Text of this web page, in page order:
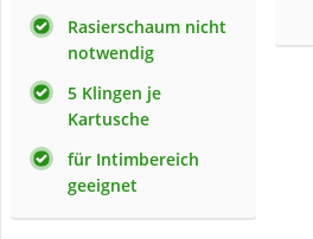
Rasierschaum nicht
notwendig
5 Klingen je
Kartusche
für Intimbereich
geeignet